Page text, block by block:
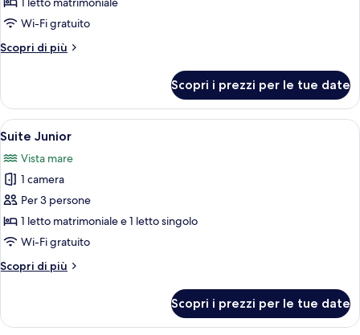
JuniorWi-Fi gratuito
Scopri di più
Altri
Junior
Scopri i prezzi per le tue date
Apri
tutte
le
foto
per
Suite
Junior
Una camera d'albergo con un letto
8
Suite Junior
Vista mare
1 camera
Per 3 persone
1 letto matrimoniale e 1 letto singolo
Wi-Fi gratuito
Scopri di più
Altri
Junior
Scopri i prezzi per le tue date